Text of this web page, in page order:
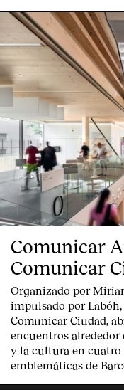
Comunicar
Comunicar
Organizado por
impulsado por
Comunicar Ciudad,
encuentros
y la cultura en cuatro
emblemáticas de